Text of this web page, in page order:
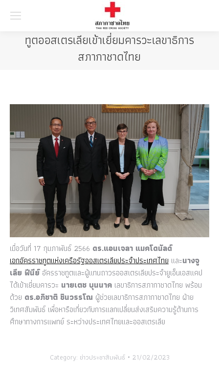
ทูตออสเตรเลียเข้าเยี่ยมคารวะเลขาธิการ
สภากาชาดไทย
เมื่อวันที่ 17 กุมภาพันธ์ 2566 ดร.แอนเจลา แมคโดนัลด์
เอกอัครราชทูตแห่งเครือรัฐออสเตรเลียประจำประเทศไทย และนางจู
เลีย ฟีนีย์อัครราชทูตและผู้แทนถาวรออสเตรเลียประจำยูเอ็นเอสแคป
ได้เข้าเยี่ยมคารวะ นายเตช บุนนาค เลขาธิการสภากาชาดไทย พร้อม
ด้วย ดร.อภิชาติ ชินวรรโณ ผู้ช่วยเลขาธิการสภากาชาดไทย ฝ่าย
วิเทศสัมพันธ์ เพื่อหารือเกี่ยวกับการแลกเปลี่ยนส่งเสริมความรู้ด้านการ
ศึกษาทางการแพทย์ ระหว่างประเทศไทยและออสเตรเลีย
Category: ข่าวประชาสัมพันธ์ 21/02/2023